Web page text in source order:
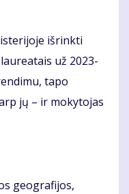
išrinkti
už 2023-
tapo
jų – ir mokytojas
geografijos,